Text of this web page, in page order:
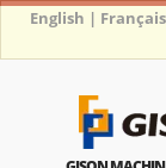
English | Français